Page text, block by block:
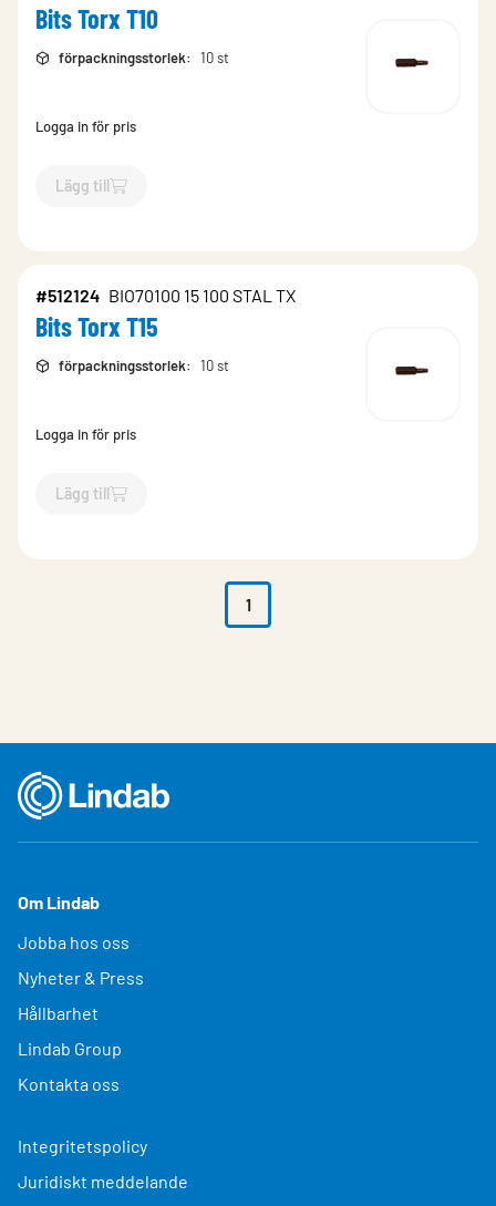
Bits Torx T10
förpackningsstorlek: 10 st
Logga in för pris
Lägg till
`$Lägg till
#512124 BIO70100 15 100 STAL TX
Bits Torx T15
förpackningsstorlek: 10 st
Logga in för pris
Lägg till
`$Lägg till
1
Om Lindab
Jobba hos oss
Nyheter & Press
Hållbarhet
Lindab Group
Kontakta oss
Integritetspolicy
Juridiskt meddelande